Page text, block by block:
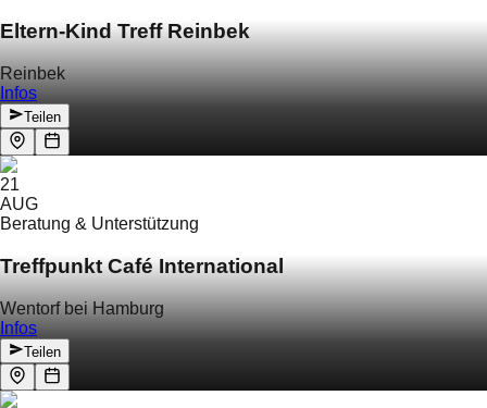
Eltern-Kind Treff Reinbek
Reinbek
Infos
Teilen
21
AUG
Beratung & Unterstützung
Treffpunkt Café International
Wentorf bei Hamburg
Infos
Teilen